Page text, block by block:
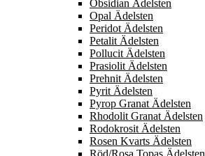
Obsidian Ädelsten
Opal Ädelsten
Peridot Ädelsten
Petalit Ädelsten
Pollucit Ädelsten
Prasiolit Ädelsten
Prehnit Ädelsten
Pyrit Ädelsten
Pyrop Granat Ädelsten
Rhodolit Granat Ädelsten
Rodokrosit Ädelsten
Rosen Kvarts Ädelsten